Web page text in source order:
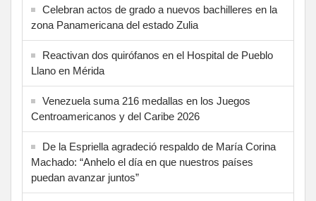
Celebran actos de grado a nuevos bachilleres en la
zona Panamericana del estado Zulia
Reactivan dos quirófanos en el Hospital de Pueblo
Llano en Mérida
Venezuela suma 216 medallas en los Juegos
Centroamericanos y del Caribe 2026
De la Espriella agradeció respaldo de María Corina
Machado: “Anhelo el día en que nuestros países
puedan avanzar juntos”